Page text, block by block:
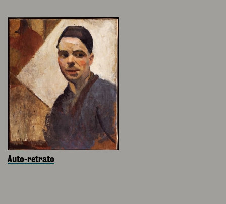
Auto-retrato